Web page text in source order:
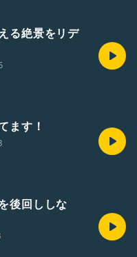
る絶景をリデ
ます！
後回ししな